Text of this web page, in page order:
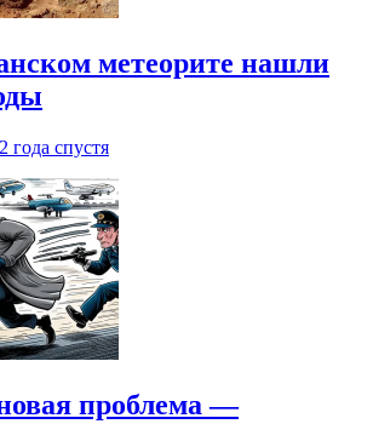
метеорите нашли
2 года спустя
проблема —